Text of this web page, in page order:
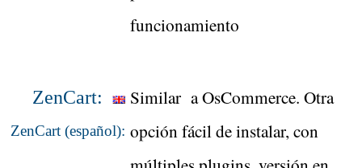
funcionamiento
ZenCart:
ZenCart (español):
Similar a OsCommerce. Otra
opción fácil de instalar, con